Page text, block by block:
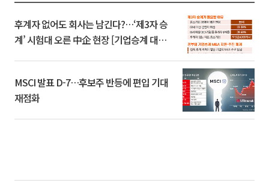
후계자 없어도 회사는 남긴다?…‘제3자 승
계’ 시험대 오른 中企 현장 [기업승계 대전
MSCI 발표 D-7…후보주 반등에 편입 기대
재점화